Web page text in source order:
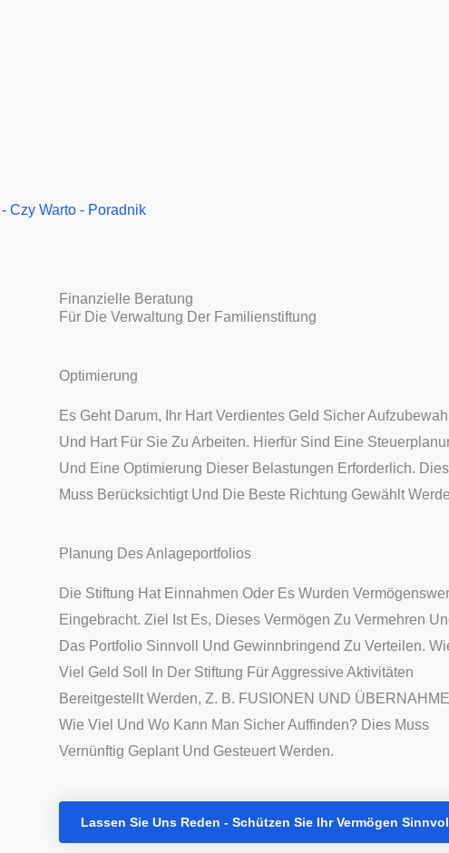
Finanzielle Beratung
Für Die Verwaltung Der Familienstiftung
Optimierung
Es Geht Darum, Ihr Hart Verdientes Geld Sicher
Und Hart Für Sie Zu Arbeiten. Hierfür Sind Eine
Und Eine Optimierung Dieser Belastungen Erforderlich. Dies
Muss Berücksichtigt Und Die Beste Richtung Gewählt
Planung Des Anlageportfolios
Die Stiftung Hat Einnahmen Oder Es Wurden
Eingebracht. Ziel Ist Es, Dieses Vermögen Zu Vermehren
Das Portfolio Sinnvoll Und Gewinnbringend Zu Verteilen.
Viel Geld Soll In Der Stiftung Für Aggressive Aktivitäten
Bereitgestellt Werden, Z. B. FUSIONEN UND
Wie Viel Und Wo Kann Man Sicher Auffinden? Dies Muss
Vernünftig Geplant Und Gesteuert Werden.
Lassen Sie Uns Reden - Schützen Sie Ihr Vermögen